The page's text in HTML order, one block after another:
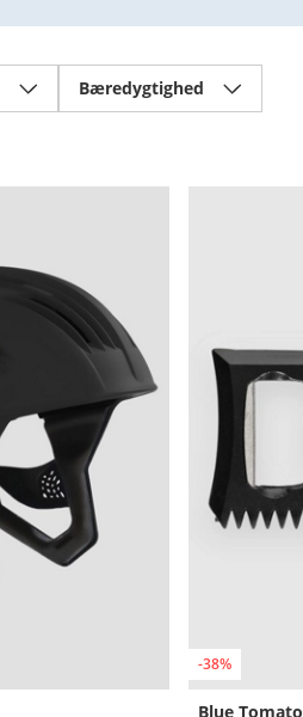
Bæredygtighed
-38%
Blue Tomato